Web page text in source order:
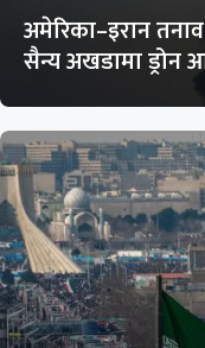
अमेरिका–इरान
सैन्य अखडामा ड्रोन